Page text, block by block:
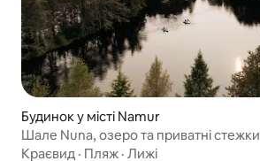
Будинок у місті Namur
Шале Nuna, озеро та приватні стежки
Краєвид · Пляж · Лижі